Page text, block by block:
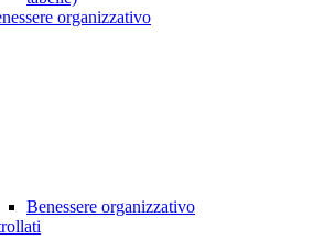
organizzativo
Benessere organizzativo